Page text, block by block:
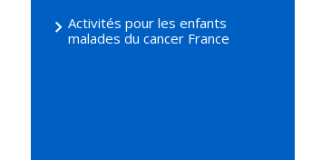
Activités pour les enfants
malades du cancer France